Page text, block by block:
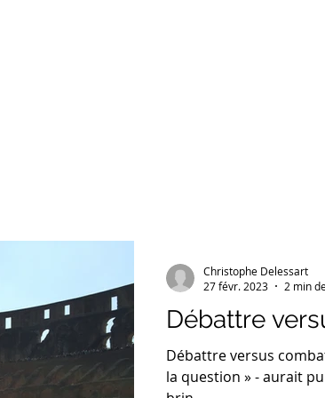
Débattre
Débattre versus
la question » - aurait
Christophe Delessart
27 févr. 2023
2 min